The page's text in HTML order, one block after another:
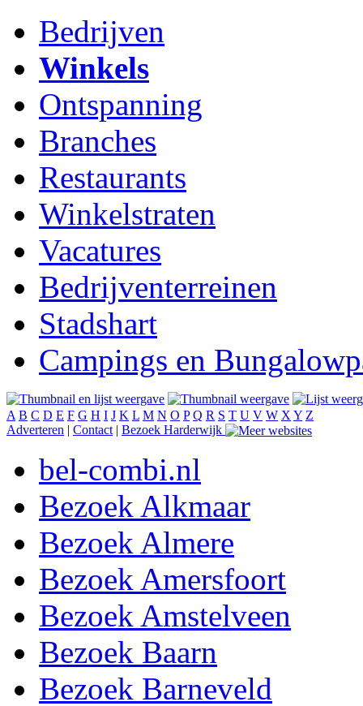
Bedrijven
Winkels
Ontspanning
Branches
Restaurants
Winkelstraten
Vacatures
Bedrijventerreinen
Stadshart
Campings en
A B C D E F G H I J K L M N O P Q R S T U V W X Y Z
Adverteren | Contact | Bezoek Harderwijk
bel-combi.nl
Bezoek Alkmaar
Bezoek Almere
Bezoek Amersfoort
Bezoek Amstelveen
Bezoek Baarn
Bezoek Barneveld